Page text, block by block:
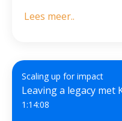
Lees meer..
Scaling up for impact
Leaving a legacy met
1:14:08